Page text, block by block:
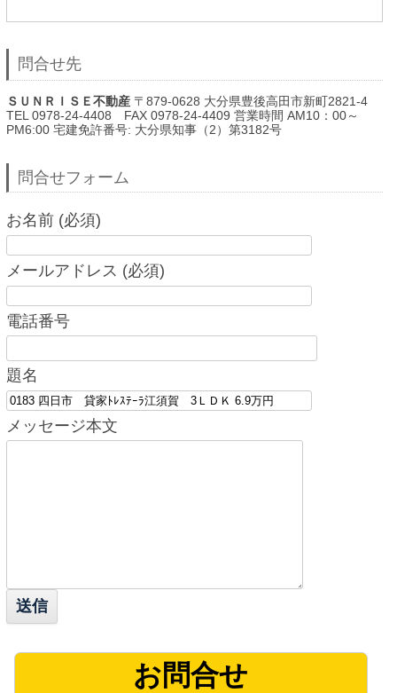
問合せ先
ＳＵＮＲＩＳＥ不動産 〒879-0628 大分県豊後高田市新町2821-4
TEL 0978-24-4408 FAX 0978-24-4409 営業時間 AM10：00～
PM6:00 宅建免許番号: 大分県知事（2）第3182号
問合せフォーム
お名前 (必須)
メールアドレス (必須)
電話番号
題名
メッセージ本文
お問合せ